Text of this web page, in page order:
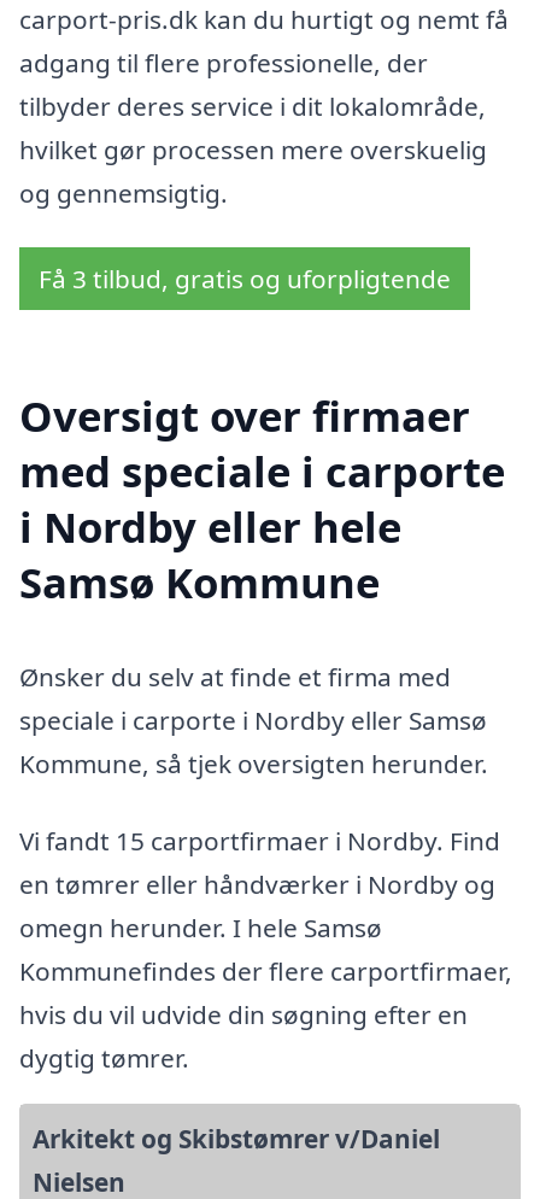
carport-pris.dk kan du hurtigt og nemt få
adgang til flere professionelle, der
tilbyder deres service i dit lokalområde,
hvilket gør processen mere overskuelig
og gennemsigtig.
Få 3 tilbud, gratis og uforpligtende
Oversigt over firmaer
med speciale i carporte
i Nordby eller hele
Samsø Kommune
Ønsker du selv at finde et firma med
speciale i carporte i Nordby eller Samsø
Kommune, så tjek oversigten herunder.
Vi fandt 15 carportfirmaer i Nordby. Find
en tømrer eller håndværker i Nordby og
omegn herunder. I hele Samsø
Kommunefindes der flere carportfirmaer,
hvis du vil udvide din søgning efter en
dygtig tømrer.
Arkitekt og Skibstømrer v/Daniel
Nielsen